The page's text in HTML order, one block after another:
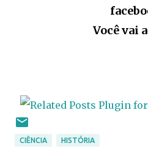
Você vai
CIÊNCIA HISTÓRIA